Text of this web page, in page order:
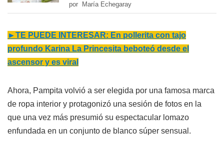
por María Echegaray
►TE PUEDE INTERESA R: En pollerita con tajo
profundo Karina La Princesita beboteó desde el
ascensor y es viral
Ahora, Pampita volvió a ser elegida por una famosa marca
de ropa interior y protagonizó una sesión de fotos en la
que una vez más presumió su espectacular lomazo
enfundada en un conjunto de blanco súper sensual.